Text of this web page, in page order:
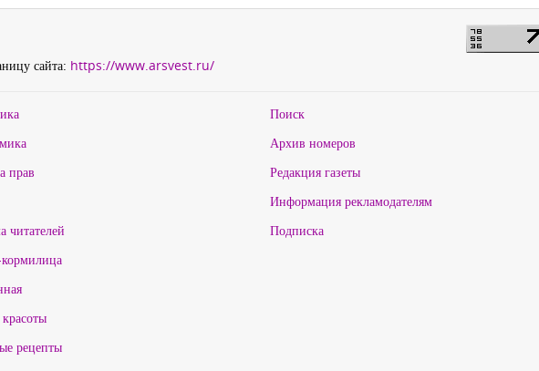
сайта: https://www.arsvest.ru/
прав
читателей
рецепты
Поиск
Архив номеров
Редакция газеты
Информация рекламодателям
Подписка